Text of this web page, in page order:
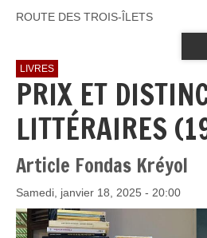
ROUTE DES TROIS-ÎLETS
LIVRES
PRIX ET
LITTÉRAIRES
Article Fondas Kréyol
Samedi, janvier 18, 2025 - 20:00